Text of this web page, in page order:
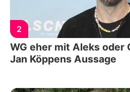
2
WG eher mit Aleks oder
Jan Köppens Aussage